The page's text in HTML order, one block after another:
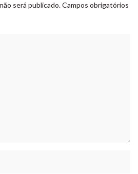
será publicado.Campos obrigatórios